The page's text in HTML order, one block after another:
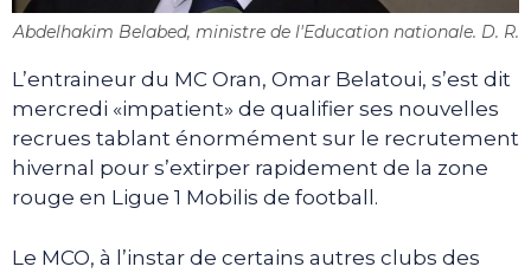
Abdelhakim Belabed, ministre de l'Education nationale. D. R.
L’entraineur du MC Oran, Omar Belatoui, s’est dit
mercredi «impatient» de qualifier ses nouvelles
recrues tablant énormément sur le recrutement
hivernal pour s’extirper rapidement de la zone
rouge en Ligue 1 Mobilis de football.
Le MCO, à l’instar de certains autres clubs des